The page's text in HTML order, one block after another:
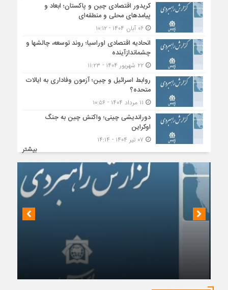
کریدور اقتصادی چین و پاکستان؛ ابعاد و
پیامدهای محلی و منطقه‌ای
۰۶ آبان ۱۴۰۴ - ۱۰:۱۲
اتحادیه اقتصادی اوراسیا؛ روند توسعه، چالشها و
چشماندازآینده
۲۲ شهریور ۱۴۰۴ - ۱۱:۲۳
روابط اسرائیل و چین؛ آزمون وفاداری به ایالات
متحده؟
دوراندیشی چینی؛ واکنش چین به جنگ
اوکراین
بیشتر
چشم‌انداز روابط ایران و روسیه در جهان پساکرونا